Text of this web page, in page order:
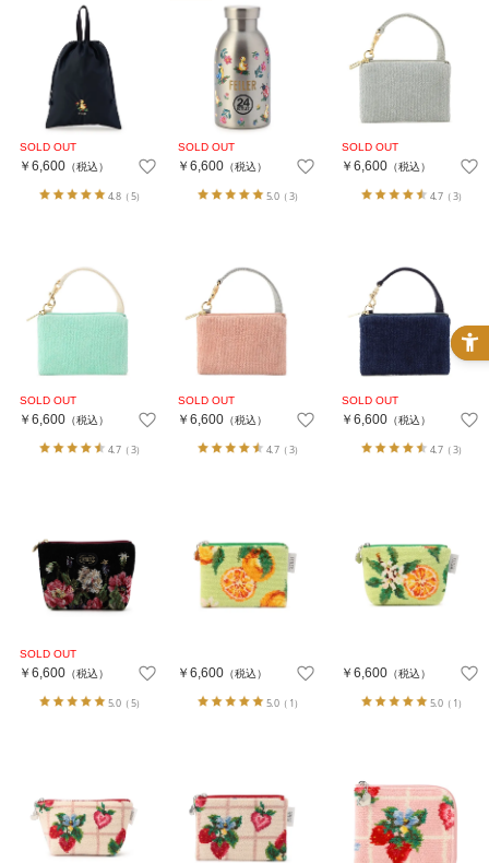
￥6,600（税込）
4.8（5）
￥6,600 （税込）
5.0（3）
￥6,600（税込）
4.7（3）
￥6,600（税込）
4.7（3）
￥6,600 （税込）
4.7（3）
￥6,600（税込）
4.7（3）
￥6,600（税込）
5.0（5）
￥6,600 （税込）
5.0（1）
￥6,600（税込）
5.0（1）